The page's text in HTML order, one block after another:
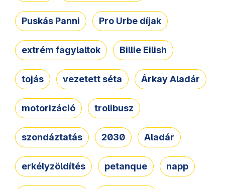
Puskás Panni Pro Urbe díjak
extrém fagylaltok Billie Eilish
tojás vezetett séta Árkay Aladár
motorizáció trolibusz
szondáztatás 2030 Aladár
erkélyzöldítés petanque napp